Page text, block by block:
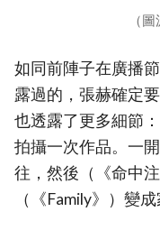
（
如同前陣子在廣播
露過的，張赫確定
也透露了更多細節
拍攝一次作品。一
往，然後（《命中
（《Family》）變